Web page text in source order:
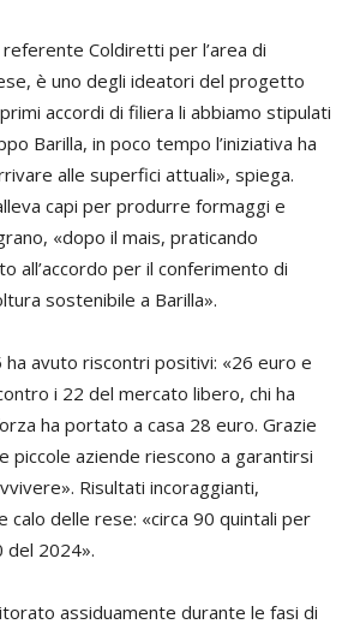
referente Coldiretti per l’area di
è uno degli ideatori del progetto
accordi di filiera li abbiamo stipulati
Barilla, in poco tempo l’iniziativa ha
alle superfici attuali», spiega.
capi per produrre formaggi e
«dopo il mais, praticando
all’accordo per il conferimento di
sostenibile a Barilla».
ha avuto riscontri positivi: «26 euro e
i 22 del mercato libero, chi ha
ha portato a casa 28 euro. Grazie
piccole aziende riescono a garantirsi
Risultati incoraggianti,
calo delle rese: «circa 90 quintali per
2024».
assiduamente durante le fasi di